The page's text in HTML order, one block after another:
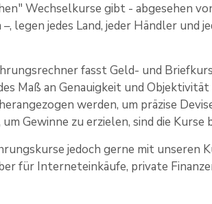
Wechselkurse gibt - abgesehen
legen jedes Land, jeder Händler und
fasst Geld- und
Maß an Genauigkeit und
werden, um präzise
Gewinne zu erzielen, sind die Kurse
jedoch gerne mit unseren
für Interneteinkäufe, private